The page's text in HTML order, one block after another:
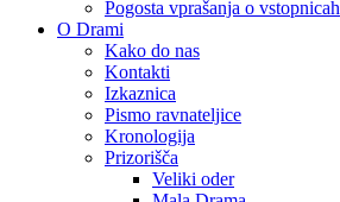
Pogosta vprašanja o vstopnicah
O Drami
Kako do nas
Kontakti
Izkaznica
Pismo ravnateljice
Kronologija
Prizorišča
Veliki oder